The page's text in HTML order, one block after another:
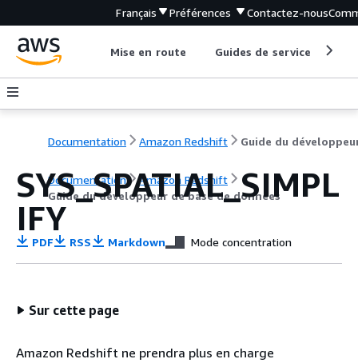
Français Préférences Contactez-nous
Mise en route Guides de service
Documentation Amazon Redshift
Documentation
Amazon Redshift
Guide du développeur de base de données
SYS_SPATIAL_SIMPL
IFY
PDF RSS Markdown Mode concentration
Sur cette page
Amazon Redshift ne prendra plus en charge